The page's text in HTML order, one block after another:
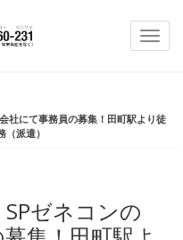
社にて事務員の募集！田町駅より徒
派遣）
SPゼネコンの